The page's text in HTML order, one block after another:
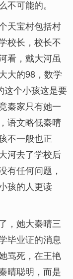
可能的。
天宝村包括村
校长，校长不
看，戴大河虽
大的98，数学
这个小孩这是要
秦家只有她一
语文略低秦晴
不一般也正
河去了学校后
有任何问题，
孩的人更读
，她大秦晴三
毕业证的消息
骂死，在王艳
晴聪明，而是